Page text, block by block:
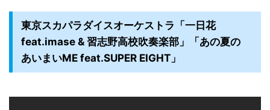
東京スカパラダイスオーケストラ「一日花
feat.imase & 習志野高校吹奏楽部」「あの夏の
あいまいME feat.SUPER EIGHT」